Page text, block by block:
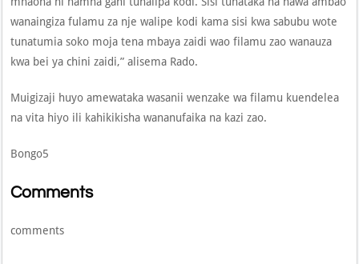
wanaingiza fulamu za nje walipe kodi kama sisi kwa sabubu wote
tunatumia soko moja tena mbaya zaidi wao filamu zao wanauza
kwa bei ya chini zaidi,” alisema Rado.
Muigizaji huyo amewataka wasanii wenzake wa filamu kuendelea
na vita hiyo ili kahikikisha wananufaika na kazi zao.
Bongo5
Comments
comments